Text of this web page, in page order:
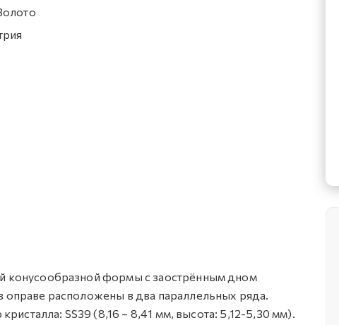
конусообразной формы с заострённым дном
оправе расположены в два параллельных ряда.
SS39 (8,16 – 8,41 мм, высота: 5,12-5,30 мм).